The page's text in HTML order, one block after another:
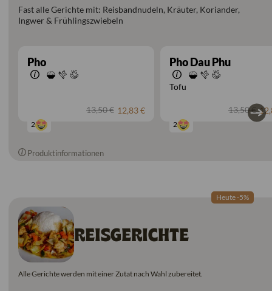
Fast alle Gerichte mit: Reisbandnudeln, Kräuter, Koriander,
Ingwer & Frühlingszwiebeln
Pho
13,50 € 12,83 €
2
Pho Dau Phu
Tofu
13,50 €
2
Produktinformationen
Heute -5%
REISGERICHTE
Alle Gerichte werden mit einer Zutat nach Wahl zubereitet.